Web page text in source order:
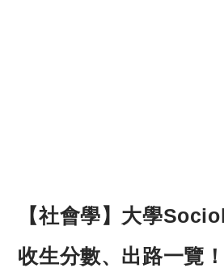
【社會學】大學
收生分數、出路一覽！